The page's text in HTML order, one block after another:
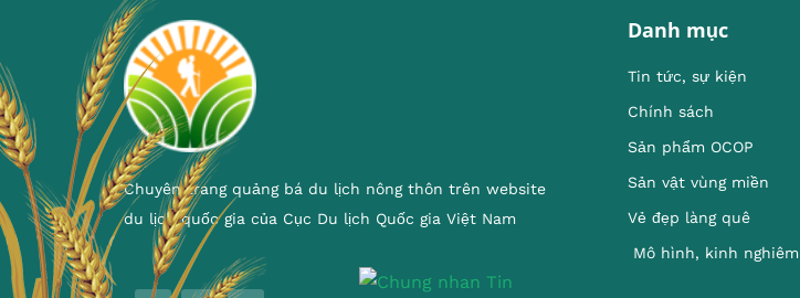
Chuyên trang quảng bá du lịch nông thôn trên website
du lịch quốc gia của Cục Du lịch Quốc gia Việt Nam
Danh mục
Tin tức, sự kiện
Chính sách
Sản phẩm OCOP
Sản vật vùng miền
Vẻ đẹp làng quê
Mô hình, kinh nghiêm